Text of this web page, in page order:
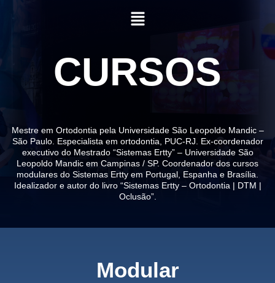
Menu
CURSOS
Mestre em Ortodontia pela Universidade São Leopoldo Mandic –
São Paulo. Especialista em ortodontia, PUC-RJ. Ex-coordenador
executivo do Mestrado “Sistemas Ertty” – Universidade São
Leopoldo Mandic em Campinas / SP. Coordenador dos cursos
modulares do Sistemas Ertty em Portugal, Espanha e Brasília.
Idealizador e autor do livro “Sistemas Ertty – Ortodontia | DTM |
Oclusão”.
Modular